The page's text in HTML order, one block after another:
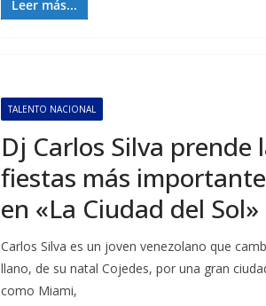
Leer más...
TALENTO NACIONAL
Dj Carlos Silva prende
fiestas más
en «La Ciudad del Sol»
Carlos Silva es un joven venezolano que
llano, de su natal Cojedes, por una gran
como Miami,